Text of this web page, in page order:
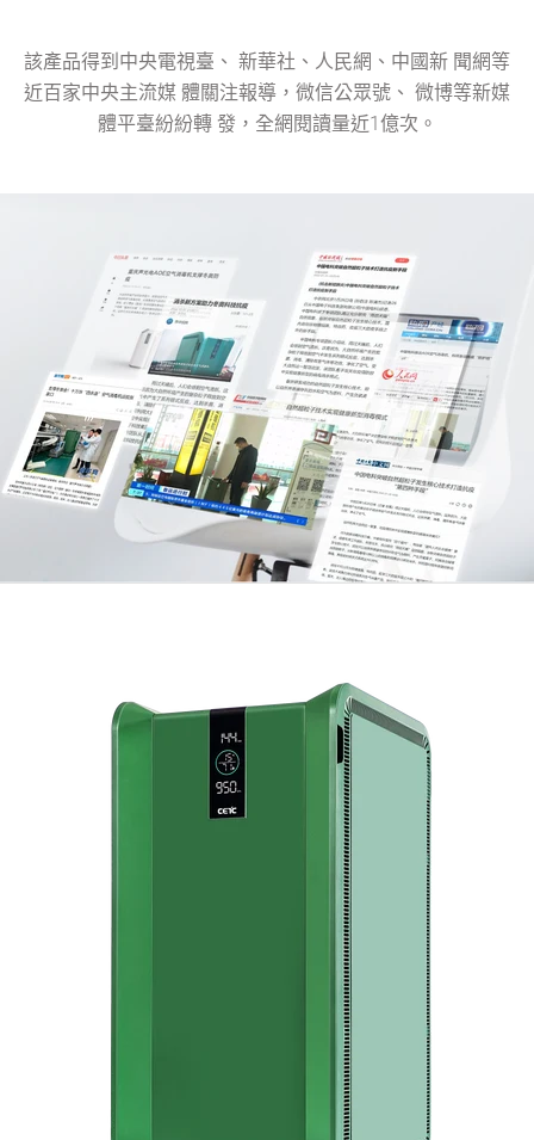
該產品得到中央電視臺、 新華社、人民網、中國新 聞網等
近百家中央主流媒 體關注報導，微信公眾號、 微博等新媒
體平臺紛紛轉 發，全網閱讀量近1億次。